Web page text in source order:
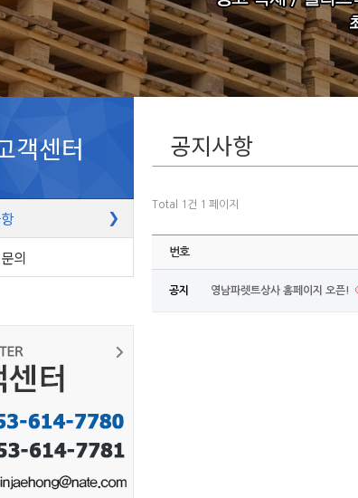
객센터
❯
의
공지사항
Total 1건 1 페이지
번호
공지 영남파렛트상사 홈페이지 오픈!